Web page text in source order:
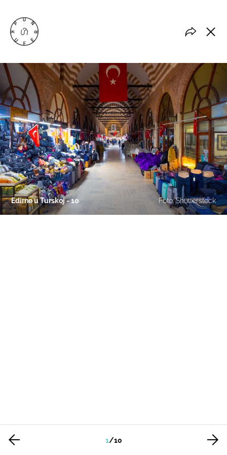
Edirne u Turskoj - 10 Foto: Shutterstock
1/10